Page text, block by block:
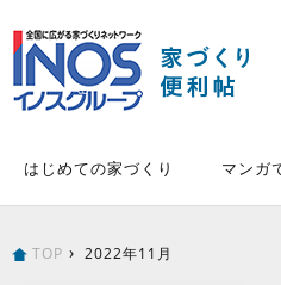
はじめての家づくり マンガ
TOP 2022年11月